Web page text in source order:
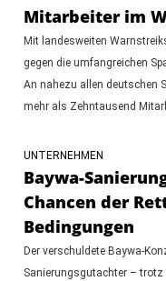
Mitarbeiter im
Mit landesweiten
gegen die umfangreichen
An nahezu allen deutschen
mehr als Zehntausend
UNTERNEHMEN
Baywa-
Chancen der
Bedingungen
Der verschuldete Baywa-
Sanierungsgutachter – trotz